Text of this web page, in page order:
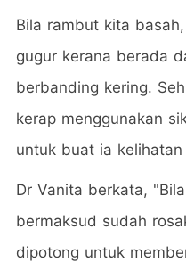
Bila rambut kita
gugur kerana berada
berbanding kering.
kerap menggunakan
untuk buat ia kelihatan
Dr Vanita berkata,
bermaksud sudah
dipotong untuk